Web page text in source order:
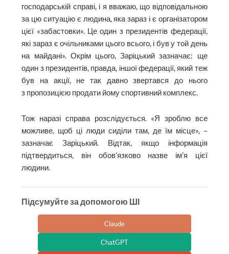
господарській справі, і я вважаю, що відповідальною
за цю ситуацію є людина, яка зараз і є організатором
цієї «забастовки». Це один з президентів федерації,
які зараз є очільниками цього всього, і був у той день
на майдані». Окрім цього, Заріцький зазначає: ще
один з президентів, правда, іншої федерації, який теж
був на акції, не так давно звертався до нього
з пропозицією продати йому спортивний комплекс.
Тож наразі справа розслідується. «Я зроблю все
можливе, щоб ці люди сиділи там, де їм місце», –
зазначає Заріцький. Відтак, якщо інформація
підтвердиться, він обов’язково назве ім’я цієї
людини.
Підсумуйте за допомогою ШІ
Claude
ChatGPT